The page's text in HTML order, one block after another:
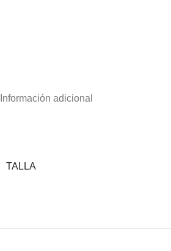
Información adicional
TALLA